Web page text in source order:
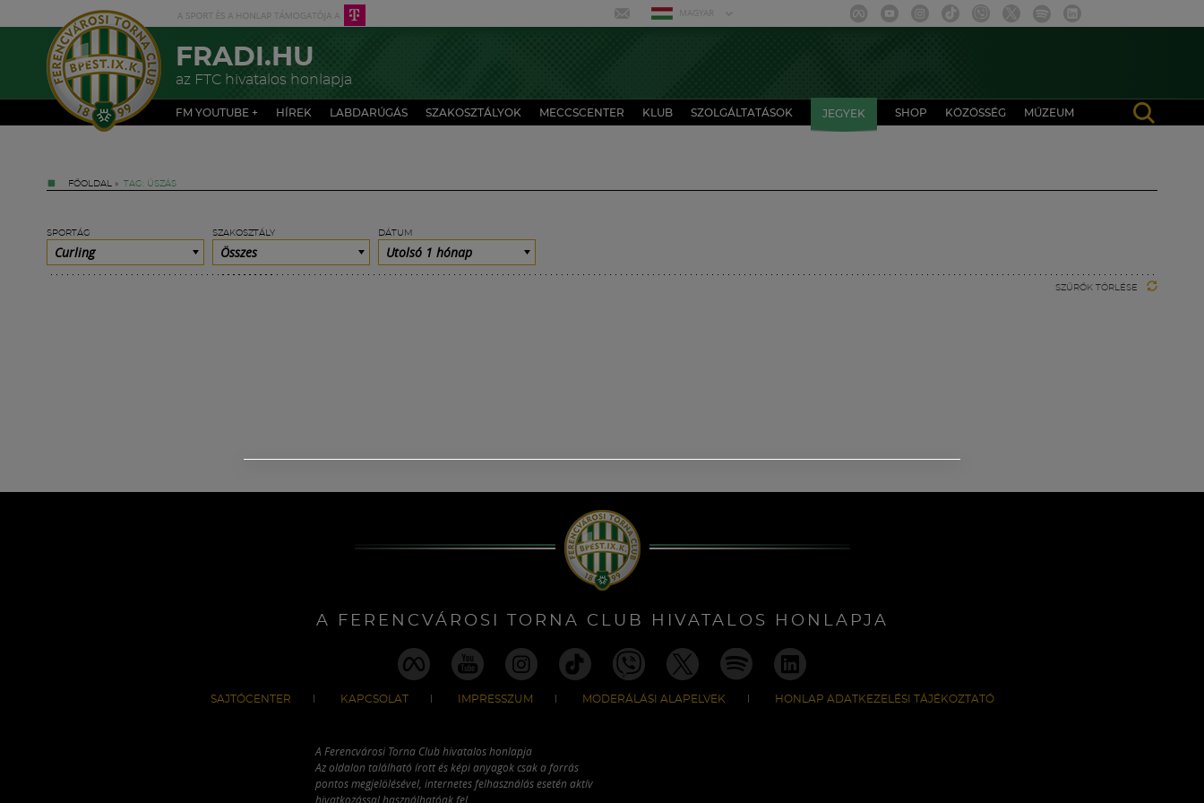
MAGYAR
FRADI.HU
az FTC hivatalos honlapja
FM YOUTUBE + HÍREK LABDARÚGÁS SZAKOSZTÁLYOK MECCSCENTER KLUB SZOLGÁLTATÁSOK JEGYEK SHOP KÖZÖSSÉG MÚZEUM
FŐOLDAL » TAG: ÚSZÁS
SPORTÁG
Curling
SZAKOSZTÁLY
Összes
DÁTUM
Utolsó 1 hónap
SZŰRŐK TÖRLÉSE
A FERENCVÁROSI TORNA CLUB HIVATALOS HONLAPJA
SAJTÓCENTER KAPCSOLAT IMPRESSZUM MODERÁLÁSI ALAPELVEK HONLAP ADATKEZELÉSI TÁJÉKOZTATÓ
A Ferencvárosi Torna Club hivatalos honlapja
Az oldalon található írott és képi anyagok csak a forrás
pontos megjelölésével, internetes felhasználás esetén aktív
hivatkozással használhatóak fel.